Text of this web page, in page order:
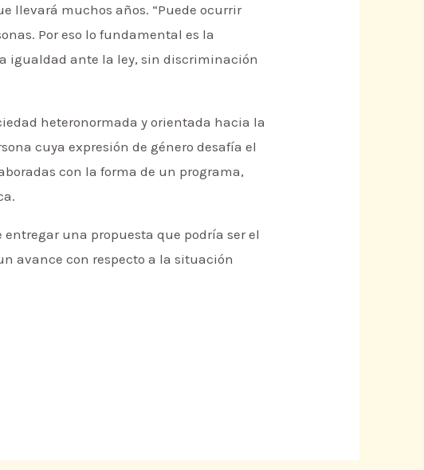
llevará muchos años. “Puede ocurrir
Por eso lo fundamental es la
igualdad ante la ley, sin discriminación
heteronormada y orientada hacia la
cuya expresión de género desafía el
con la forma de un programa,
una propuesta que podría ser el
avance con respecto a la situación